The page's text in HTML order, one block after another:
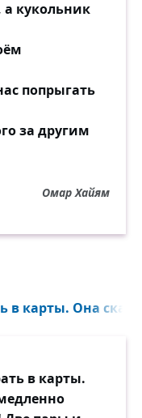
кукольник
попрыгать
за другим
Омар Хайям
в карты. Она
в карты.